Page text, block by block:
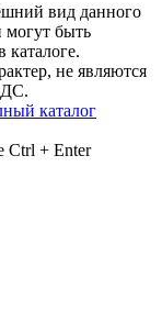
вид данного
могут быть
каталоге.
не являются
каталог
Ctrl + Enter